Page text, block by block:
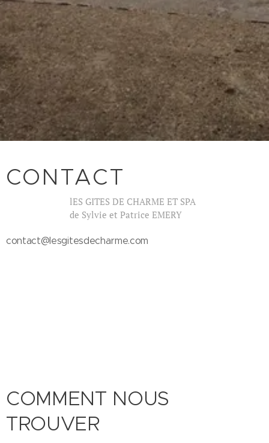
CONTACT
lES GITES DE CHARME ET SPA
de Sylvie et Patrice EMERY
contact@lesgitesdecharme.com
COMMENT NOUS
TROUVER